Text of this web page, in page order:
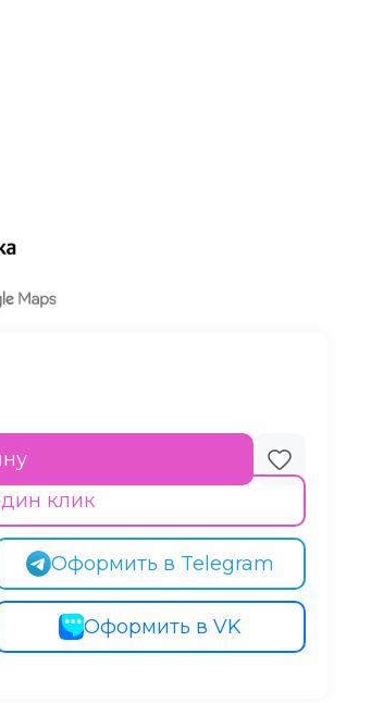
Оформить в Telegram
Оформить в VK
клик